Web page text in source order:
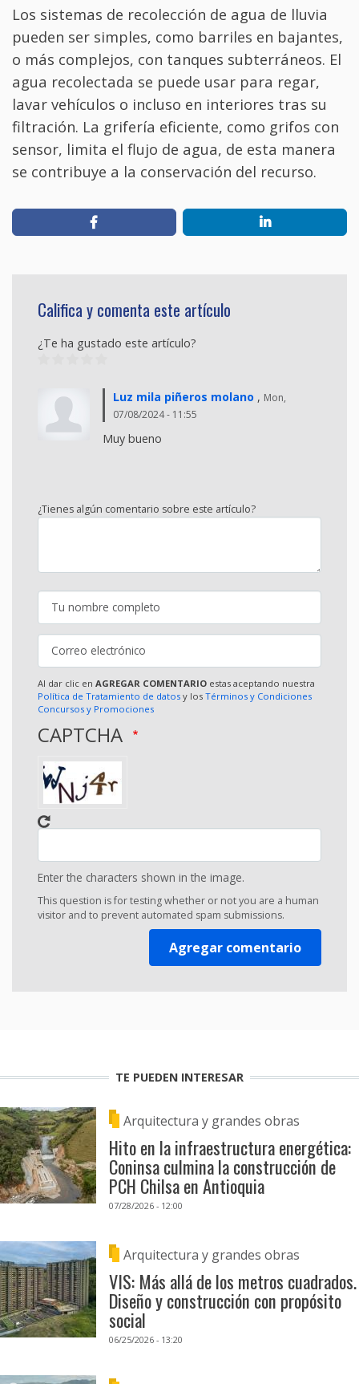
Los sistemas de recolección de agua de lluvia
pueden ser simples, como barriles en bajantes,
o más complejos, con tanques subterráneos. El
agua recolectada se puede usar para regar,
lavar vehículos o incluso en interiores tras su
filtración. La grifería eficiente, como grifos con
sensor, limita el flujo de agua, de esta manera
se contribuye a la conservación del recurso.
Califica y comenta este artículo
¿Te ha gustado este artículo?
Luz mila piñeros molano , Mon,
07/08/2024 - 11:55
Muy bueno
¿Tienes algún comentario sobre este artículo?
Al dar clic en AGREGAR COMENTARIO estas aceptando nuestra
Política de Tratamiento de datos y los Términos y Condiciones
Concursos y Promociones
CAPTCHA
Enter the characters shown in the image.
This question is for testing whether or not you are a human
visitor and to prevent automated spam submissions.
TE PUEDEN INTERESAR
Arquitectura y grandes obras
Hito en la infraestructura energética:
Coninsa culmina la construcción de
PCH Chilsa en Antioquia
07/28/2026 - 12:00
Arquitectura y grandes obras
VIS: Más allá de los metros cuadrados.
Diseño y construcción con propósito
social
06/25/2026 - 13:20